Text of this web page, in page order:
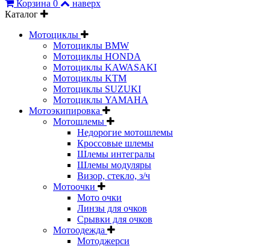
Корзина 0
наверх
Каталог
Мотоциклы
Мотоциклы BMW
Мотоциклы HONDA
Мотоциклы KAWASAKI
Мотоциклы KTM
Мотоциклы SUZUKI
Мотоциклы YAMAHA
Мотоэкипировка
Мотошлемы
Недорогие мотошлемы
Кроссовые шлемы
Шлемы интегралы
Шлемы модуляры
Визор, стекло, з/ч
Мотоочки
Мото очки
Линзы для очков
Срывки для очков
Мотоодежда
Мотоджерси